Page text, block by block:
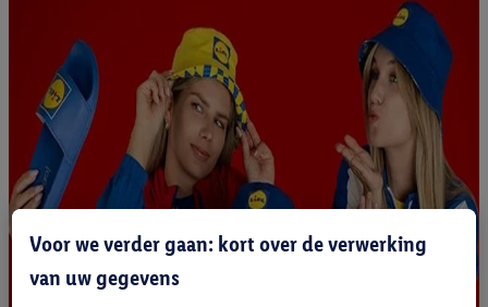
Voor we verder gaan: kort over de verwerking
van uw gegevens